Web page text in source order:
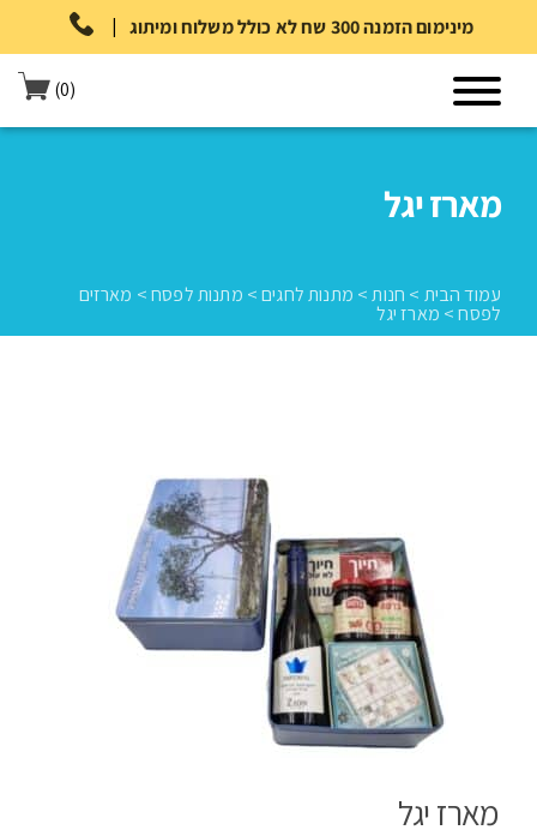
| מינימום הזמנה 300 שח לא כולל משלוח ומיתוג
(0)
מארז יגל
עמוד הבית > חנות> מתנות לחגים> מתנות לפסח> מארזים
לפסח> מארז יגל
מארז יגל